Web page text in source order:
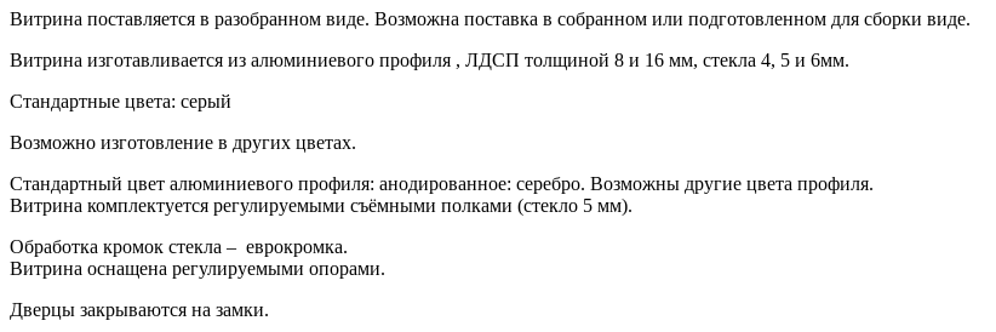
Витрина поставляется в разобранном виде. Возможна поставка в собранном или подготовленном для сборки виде.
Витрина изготавливается из алюминиевого профиля , ЛДСП толщиной 8 и 16 мм, стекла 4, 5 и 6мм.
Стандартные цвета: серый
Возможно изготовление в других цветах.
Стандартный цвет алюминиевого профиля: анодированное: серебро. Возможны другие цвета профиля.
Витрина комплектуется регулируемыми съёмными полками (стекло 5 мм).
Обработка кромок стекла – еврокромка.
Витрина оснащена регулируемыми опорами.
Дверцы закрываются на замки.